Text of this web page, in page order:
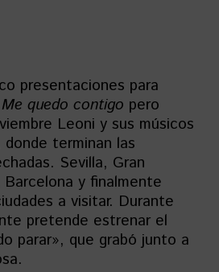
presentaciones para
Me quedo contigo pero
Leoni y sus músicos
donde terminan las
Sevilla, Gran
y finalmente
a visitar. Durante
pretende estrenar el
parar», que grabó junto a